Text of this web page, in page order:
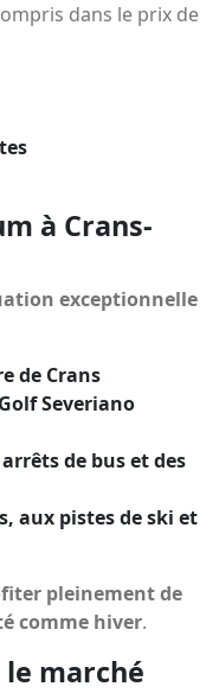
dans le prix de
à Crans-
exceptionnelle
de Crans
Severiano
de bus et des
aux pistes de ski et
pleinement de
comme hiver.
marché